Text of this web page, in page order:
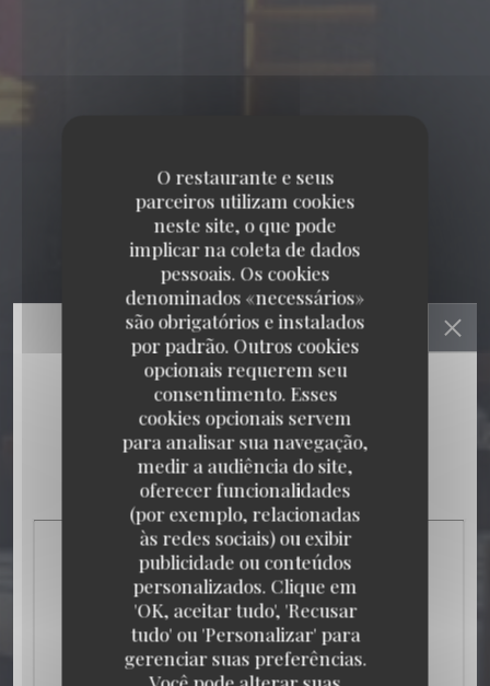
O restaurante e seus
parceiros utilizam cookies
neste site, o que pode
implicar na coleta de dados
pessoais. Os cookies
denominados «necessários»
são obrigatórios e instalados
por padrão. Outros cookies
opcionais requerem seu
consentimento. Esses
cookies opcionais servem
para analisar sua navegação,
medir a audiência do site,
oferecer funcionalidades
(por exemplo, relacionadas
às redes sociais) ou exibir
publicidade ou conteúdos
personalizados. Clique em
'OK, aceitar tudo', 'Recusar
tudo' ou 'Personalizar' para
gerenciar suas preferências.